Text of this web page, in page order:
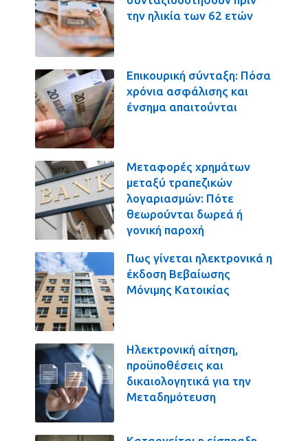
την ηλικία των 62 ετών
Επικουρική σύνταξη: Πόσα
χρόνια ασφάλισης και
ένσημα απαιτούνται
Μεταφορές χρημάτων
μεταξύ τραπεζικών
λογαριασμών: Πότε
θεωρούνται δωρεά ή
γονική παροχή
Πως γίνεται ηλεκτρονικά η
έκδοση Βεβαίωσης
Μόνιμης Κατοικίας
Ηλεκτρονική αίτηση,
προϋποθέσεις και
δικαιολογητικά για την
Μεταδημότευση